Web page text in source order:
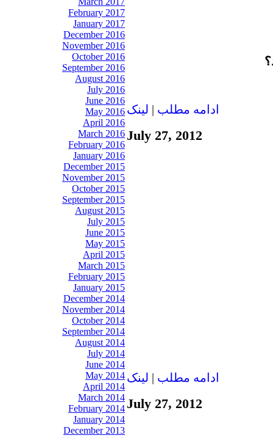
February 2017
January 2017
December 2016
November 2016
October 2016
September 2016
August 2016
July 2016
June 2016
May 2016
April 2016
March 2016
February 2016
January 2016
December 2015
November 2015
October 2015
September 2015
August 2015
July 2015
June 2015
May 2015
April 2015
March 2015
February 2015
January 2015
December 2014
November 2014
October 2014
September 2014
August 2014
July 2014
June 2014
May 2014
April 2014
March 2014
February 2014
January 2014
December 2013
ادامه مطلب | لينک
July 27, 2012
ادامه مطلب | لينک
July 27, 2012